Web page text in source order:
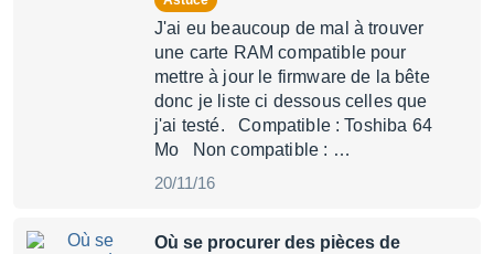
J'ai eu beaucoup de mal à trouver
une carte RAM compatible pour
mettre à jour le firmware de la bête
donc je liste ci dessous celles que
j'ai testé. Compatible : Toshiba 64
Mo Non compatible : …
20/11/16
Où se procurer des pièces de